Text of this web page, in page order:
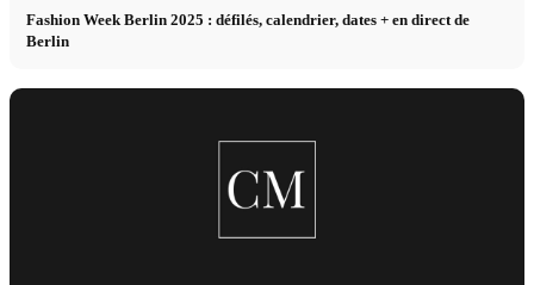
Fashion Week Berlin 2025 : défilés, calendrier, dates + en direct de
Berlin